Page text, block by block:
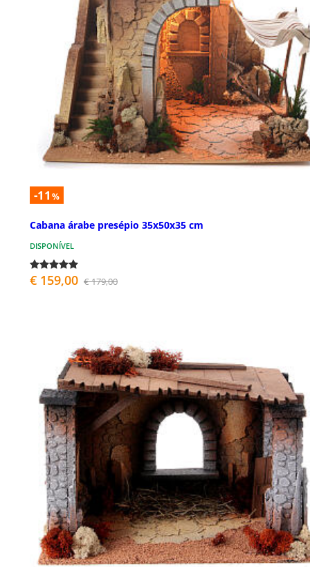
-11 %
Cabana árabe presépio 35x50x35 cm
DISPONÍVEL
€ 159,00 € 179,00